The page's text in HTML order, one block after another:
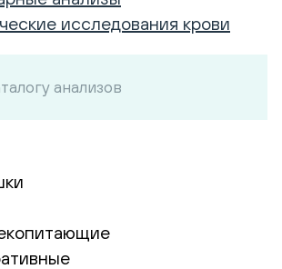
исследования крови